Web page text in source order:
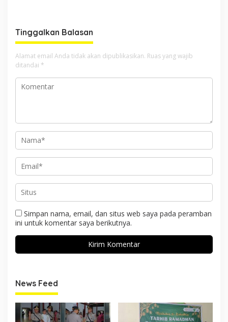
Tinggalkan Balasan
Alamat email Anda tidak akan dipublikasikan. Ruas yang wajib
ditandai *
Simpan nama, email, dan situs web saya pada peramban
ini untuk komentar saya berikutnya.
News Feed